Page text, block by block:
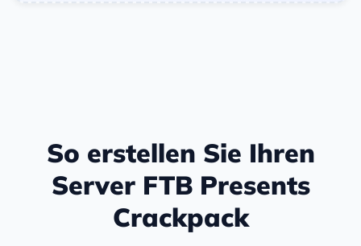
So erstellen Sie Ihren
Server FTB Presents
Crackpack